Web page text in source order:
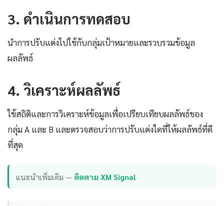
3. ดำเนินการทดสอบ
นำการปรับแต่งไปใช้กับกลุ่มเป้าหมายและรวบรวมข้อมูล
ผลลัพธ์
4. วิเคราะห์ผลลัพธ์
ใช้สถิติและการวิเคราะห์ข้อมูลเพื่อเปรียบเทียบผลลัพธ์ของ
กลุ่ม A และ B และตรวจสอบว่าการปรับแต่งใดที่ให้ผลลัพธ์ที่ดี
ที่สุด
แนะนำเพิ่มเติม — ติดตาม XM Signal